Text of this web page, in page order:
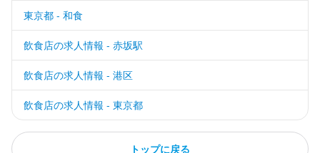
東京都 - 和食
飲食店の求人情報 - 赤坂駅
飲食店の求人情報 - 港区
飲食店の求人情報 - 東京都
トップに戻る